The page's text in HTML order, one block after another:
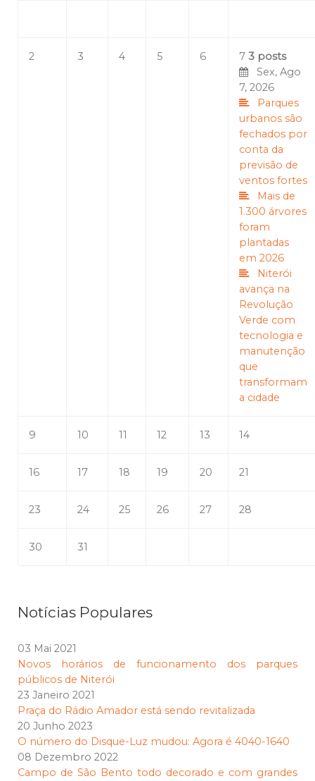
2 3 4 5 6 7 3 posts
Sex, Ago
7, 2026
Parques
urbanos são
fechados por
conta da
previsão de
ventos fortes
Mais de
1.300 árvores
foram
plantadas
em 2026
Niterói
avança na
Revolução
Verde com
tecnologia e
manutenção
que
transformam
a cidade
9 10 11 12 13 14
16 17 18 19 20 21
23 24 25 26 27 28
30 31
Notícias Populares
03 Mai 2021
Novos horários de funcionamento dos parques
públicos de Niterói
23 Janeiro 2021
Praça do Rádio Amador está sendo revitalizada
20 Junho 2023
O número do Disque-Luz mudou: Agora é 4040-1640
08 Dezembro 2022
Campo de São Bento todo decorado e com grandes